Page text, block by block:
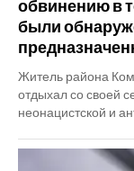
обвинению в
были
Житель района
отдыхал со своей
неонацистской и